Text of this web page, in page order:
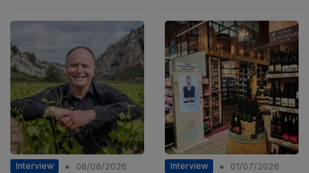
Interview • 08/06/2026 Interview • 01/07/2026